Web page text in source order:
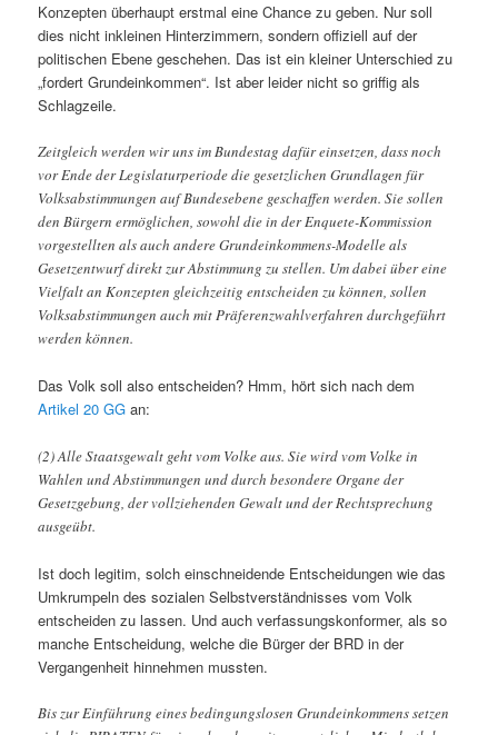
Konzepten überhaupt erstmal eine Chance zu geben. Nur soll
dies nicht inkleinen Hinterzimmern, sondern offiziell auf der
politischen Ebene geschehen. Das ist ein kleiner Unterschied zu
„fordert Grundeinkommen“. Ist aber leider nicht so griffig als
Schlagzeile.
Zeitgleich werden wir uns im Bundestag dafür einsetzen, dass noch
vor Ende der Legislaturperiode die gesetzlichen Grundlagen für
Volksabstimmungen auf Bundesebene geschaffen werden. Sie sollen
den Bürgern ermöglichen, sowohl die in der Enquete-Kommission
vorgestellten als auch andere Grundeinkommens-Modelle als
Gesetzentwurf direkt zur Abstimmung zu stellen. Um dabei über eine
Vielfalt an Konzepten gleichzeitig entscheiden zu können, sollen
Volksabstimmungen auch mit Präferenzwahlverfahren durchgeführt
werden können.
Das Volk soll also entscheiden? Hmm, hört sich nach dem
Artikel 20 GG an:
(2) Alle Staatsgewalt geht vom Volke aus. Sie wird vom Volke in
Wahlen und Abstimmungen und durch besondere Organe der
Gesetzgebung, der vollziehenden Gewalt und der Rechtsprechung
ausgeübt.
Ist doch legitim, solch einschneidende Entscheidungen wie das
Umkrumpeln des sozialen Selbstverständnisses vom Volk
entscheiden zu lassen. Und auch verfassungskonformer, als so
manche Entscheidung, welche die Bürger der BRD in der
Vergangenheit hinnehmen mussten.
Bis zur Einführung eines bedingungslosen Grundeinkommens setzen